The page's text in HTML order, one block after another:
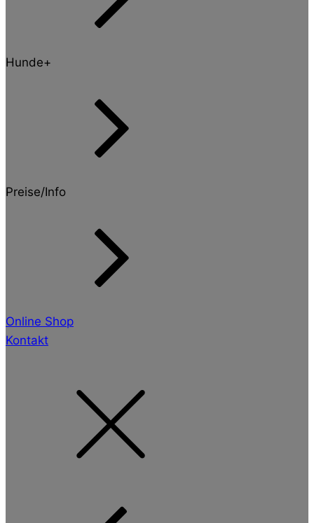
Hunde+
Preise/Info
Online Shop
Kontakt